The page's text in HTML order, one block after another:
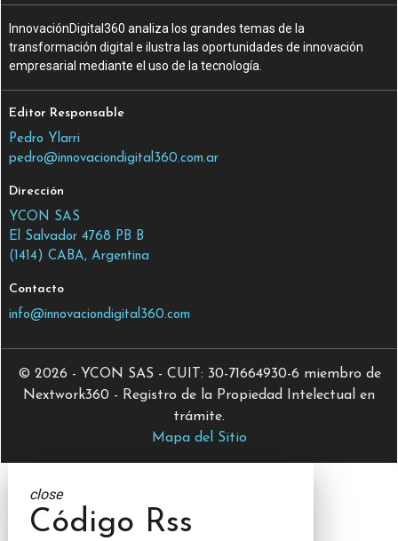
InnovaciónDigital360 analiza los grandes temas de la
transformación digital e ilustra las oportunidades de innovación
empresarial mediante el uso de la tecnología.
Editor Responsable
Pedro Ylarri
pedro@innovaciondigital360.com.ar
Dirección
YCON SAS
El Salvador 4768 PB B
(1414) CABA, Argentina
Contacto
info@innovaciondigital360.com
© 2026 - YCON SAS - CUIT: 30-71664930-6 miembro de
Nextwork360 - Registro de la Propiedad Intelectual en
trámite.
Mapa del Sitio
close
Código Rss